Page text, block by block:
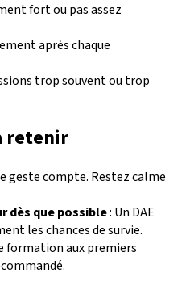
fort ou pas assez
après chaque
trop souvent ou trop
retenir
geste compte. Restez calme
dès que possible: Un DAE
les chances de survie.
formation aux premiers